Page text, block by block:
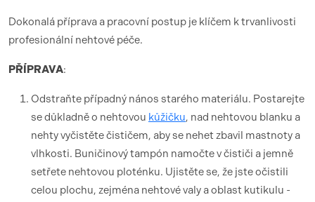
Dokonalá příprava a pracovní postup je klíčem k trvanlivosti
profesionální nehtové péče.
PŘÍ PRAVA:
Odstraňte případný nános starého materiálu. Postarejte
se důkladně o nehtovou kůžičku, nad nehtovou blanku a
nehty vyčistěte čističem, aby se nehet zbavil mastnoty a
vlhkosti. Buničinový tampón namočte v čističi a jemně
setřete nehtovou ploténku. Ujistěte se, že jste očistili
celou plochu, zejména nehtové valy a oblast kutikulu -